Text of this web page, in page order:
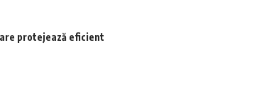
protejează eficient